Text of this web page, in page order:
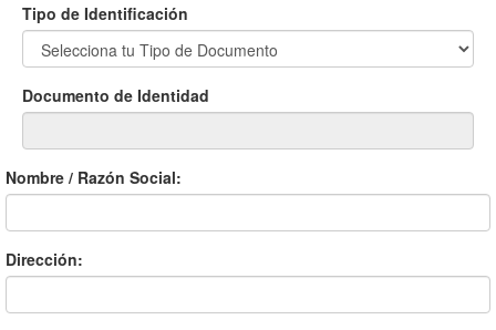
Tipo de Identificación
Documento de Identidad
Nombre / Razón Social:
Dirección: